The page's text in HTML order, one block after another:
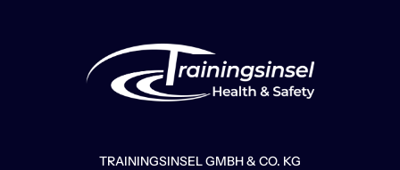
TRAININGSINSEL GMBH & CO. KG